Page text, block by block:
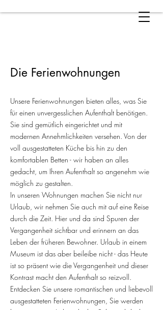
Die Ferienwohnungen
Unsere Ferienwohnungen bieten alles, was Sie
für einen unvergesslichen Aufenthalt benötigen.
Sie sind gemütlich eingerichtet und mit
modernen Annehmlichkeiten versehen. Von der
voll ausgestatteten Küche bis hin zu den
komfortablen Betten - wir haben an alles
gedacht, um Ihren Aufenthalt so angenehm wie
möglich zu gestalten.
In unseren Wohnungen machen Sie nicht nur
Urlaub, wir nehmen Sie auch mit auf eine Reise
durch die Zeit. Hier und da sind Spuren der
Vergangenheit sichtbar und erinnern an das
Leben der früheren Bewohner. Urlaub in einem
Museum ist das aber beileibe nicht - das Heute
ist so präsent wie die Vergangenheit und dieser
Kontrast macht den Aufenthalt so reizvoll.
Entdecken Sie unsere romantischen und liebevoll
ausgestatteten Ferienwohnungen, Sie werden